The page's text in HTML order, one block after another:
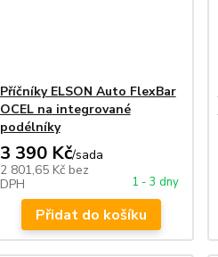
Příčníky ELSON Auto FlexBar
OCEL na integrované
podélníky
3 390 Kč/sada
2 801,65 Kč bez
DPH
1 - 3 dny
Přidat do košíku